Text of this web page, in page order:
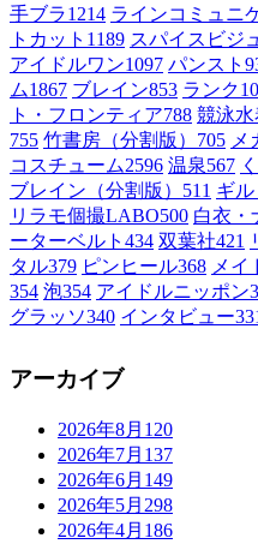
手ブラ1214 ラインコミュニ
トカット 1189 スパイスビジ
アイドルワン1097 パンスト
ム1867 ブレイン853 ランク
ト・フロンティア788 競泳水
755 竹書房（分割版） 705 メ
コスチューム2596 温泉567
ブレイン（分割版） 511 ギル
リラモ個撮LABO500 白衣・
ーターベルト 434 双葉社421
タル379 ピンヒール368 メイ
354 泡354 アイドルニッポン
グラッソ340 インタビュー
アーカイブ
2026年8月 120
2026年7月 137
2026年6月 149
2026年5月 298
2026年4月 186